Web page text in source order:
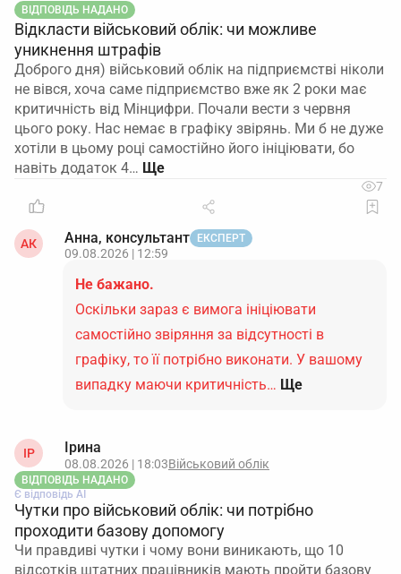
ВІДПОВІДЬ НАДАНО
Відкласти військовий облік: чи можливе
уникнення штрафів
Доброго дня) військовий облік на підприємстві ніколи
не вівся, хоча саме підприємство вже як 2 роки має
критичність від Мінцифри. Почали вести з червня
цього року. Нас немає в графіку звірянь. Ми б не дуже
хотіли в цьому році самостійно його ініціювати, бо
навіть додаток 4…
7
АК Анна, консультант ЕКСПЕРТ
09.08.2026 | 12:59
Не бажано.
Оскільки зараз є вимога ініціювати
самостійно звіряння за відсутності в
графіку, то її потрібно виконати. У вашому
випадку маючи критичність… Ще
ІР Ірина
08.08.2026 | 18:03Військовий облік
ВІДПОВІДЬ НАДАНО
Є відповідь АІ
Чутки про військовий облік: чи потрібно
проходити базову допомогу
Чи правдиві чутки і чому вони виникають, що 10
відсотків штатних працівників мають пройти базову